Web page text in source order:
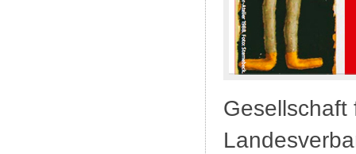
Gesellschaft